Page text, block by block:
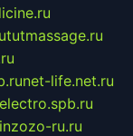
tutmassage.ru
net-life.net.ru
ru.ru